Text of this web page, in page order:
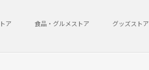
ア 食品・グルメストア グッズストア